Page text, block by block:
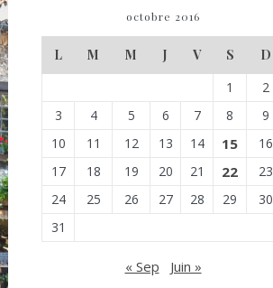
octobre 2016
L M M J V S
D
1
2
3
4 5 6 7 8
9
10
11 12 13 14 15
16
17
18 19 20 21 22
23
24
25 26 27 28 29
30
31
« Sep Juin »